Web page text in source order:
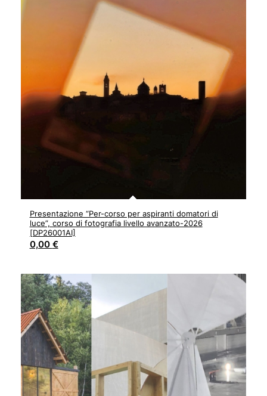
Presentazione “Per-corso per aspiranti domatori di
luce”, corso di fotografia livello avanzato-2026
[DP26001AI]
0,00 €